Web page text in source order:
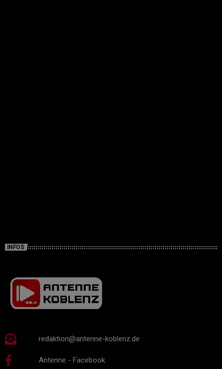
INFOS
redaktion@antenne-koblenz.de
Antenne - Facebook